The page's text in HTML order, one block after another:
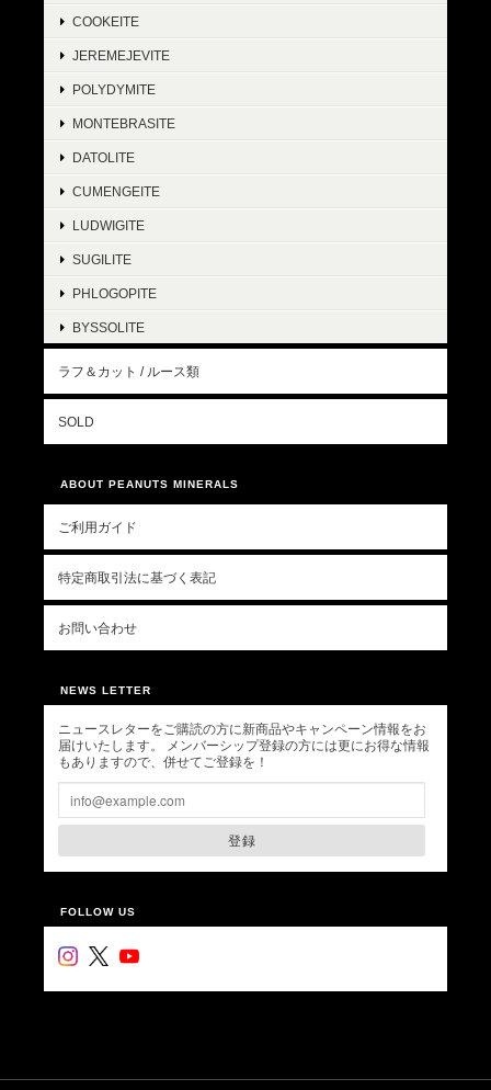
COOKEITE
JEREMEJEVITE
POLYDYMITE
MONTEBRASITE
DATOLITE
CUMENGEITE
LUDWIGITE
SUGILITE
PHLOGOPITE
BYSSOLITE
ラフ＆カット / ルース類
SOLD
ABOUT PEANUTS MINERALS
ご利用ガイド
特定商取引法に基づく表記
お問い合わせ
NEWS LETTER
ニュースレターをご購読の方に新商品やキャンペーン情報をお
届けいたします。 メンバーシップ登録の方には更にお得な情報
もありますので、併せてご登録を！
登録
FOLLOW US